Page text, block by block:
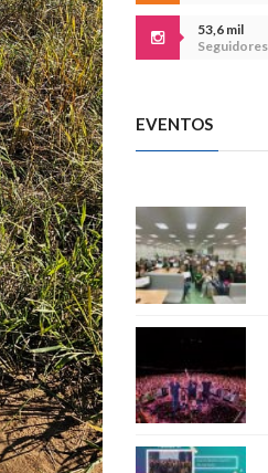
53,6 mil
Seguidores
EVENTOS